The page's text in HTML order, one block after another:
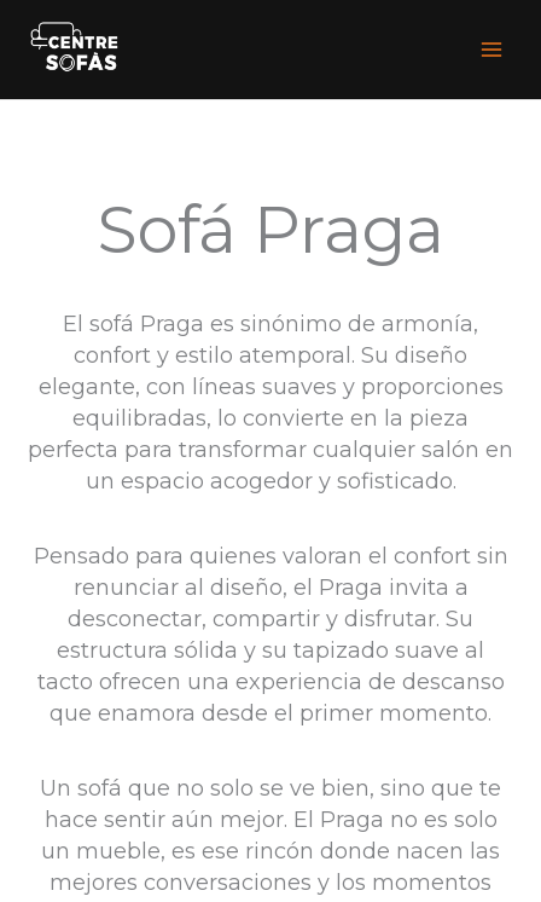
contenido
Sofá Praga
El sofá Praga es sinónimo de armonía,
confort y estilo atemporal. Su diseño
elegante, con líneas suaves y proporciones
equilibradas, lo convierte en la pieza
perfecta para transformar cualquier salón en
un espacio acogedor y sofisticado.
Pensado para quienes valoran el confort sin
renunciar al diseño, el Praga invita a
desconectar, compartir y disfrutar. Su
estructura sólida y su tapizado suave al
tacto ofrecen una experiencia de descanso
que enamora desde el primer momento.
Un sofá que no solo se ve bien, sino que te
hace sentir aún mejor. El Praga no es solo
un mueble, es ese rincón donde nacen las
mejores conversaciones y los momentos